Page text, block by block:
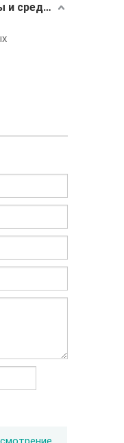
Одноразовые товары и средства для лечения недержания